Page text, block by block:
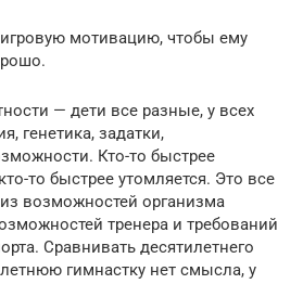
игровую мотивацию, чтобы ему
— дети все разные, у всех
генетика, задатки,
Кто-то быстрее
то быстрее утомляется. Это все
из возможностей организма
тренера и требований
Сравнивать десятилетнего
гимнастку нет смысла, у